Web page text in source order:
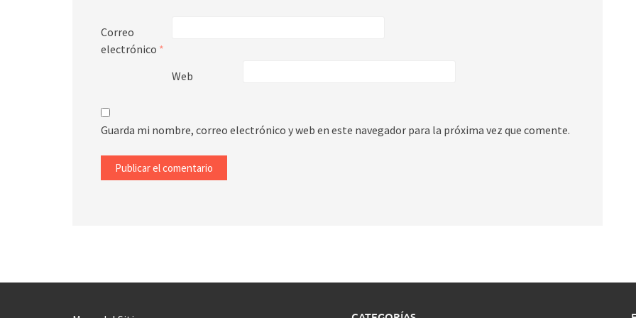
Correo
electrónico *
Web
Guarda mi nombre, correo electrónico y web en este navegador para la próxima vez que comente.